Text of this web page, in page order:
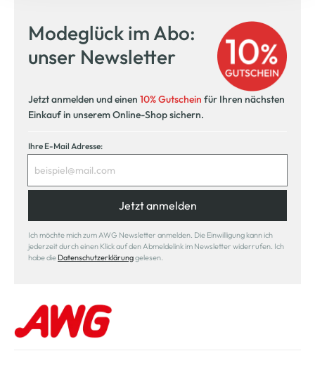
Modeglück im Abo:
unser Newsletter
Jetzt anmelden und einen 10% Gutschein für Ihren nächsten
Einkauf in unserem Online-Shop sichern.
Ihre E-Mail Adresse:
Jetzt anmelden
Ich möchte mich zum AWG Newsletter anmelden. Die Einwilligung kann ich
jederzeit durch einen Klick auf den Abmeldelink im Newsletter widerrufen. Ich
habe die Datenschutzerklärunggelesen.